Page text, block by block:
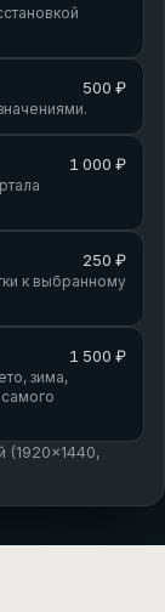
500 ₽
1 000 ₽
250 ₽
к выбранному
1 500 ₽
зима,
(1920×1440,